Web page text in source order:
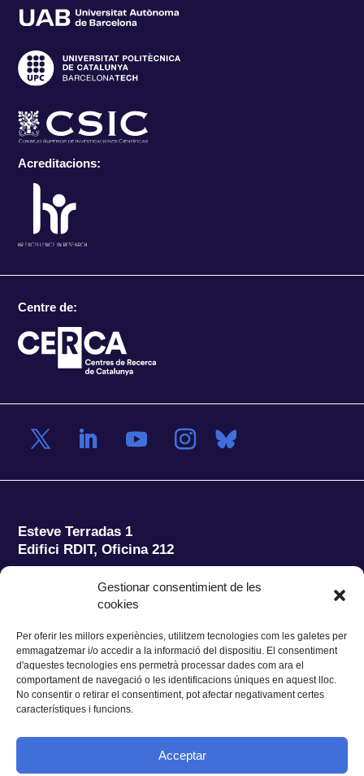
Gestionar consentimient de les
cookies
Per oferir les millors experiències, utilitzem tecnologies com les galetes per
emmagatzemar i/o accedir a la informació del dispositiu. El consentiment
d'aquestes tecnologies ens permetrà processar dades com ara el
comportament de navegació o les identificacions úniques en aquest lloc.
No consentir o retirar el consentiment, pot afectar negativament certes
característiques i funcions.
Acceptar
Acreditacions:
Centre de:
Esteve Terradas 1
Edifici RDIT, Oficina 212
Parc Mediterrani de la Tecnologia (PMT)
del Baix Llobregat – UPC
Tel.:+34 93 280 2088
Fax:+34 93 280 6395
E-mail:ieec@ieec.cat
CONTACTE